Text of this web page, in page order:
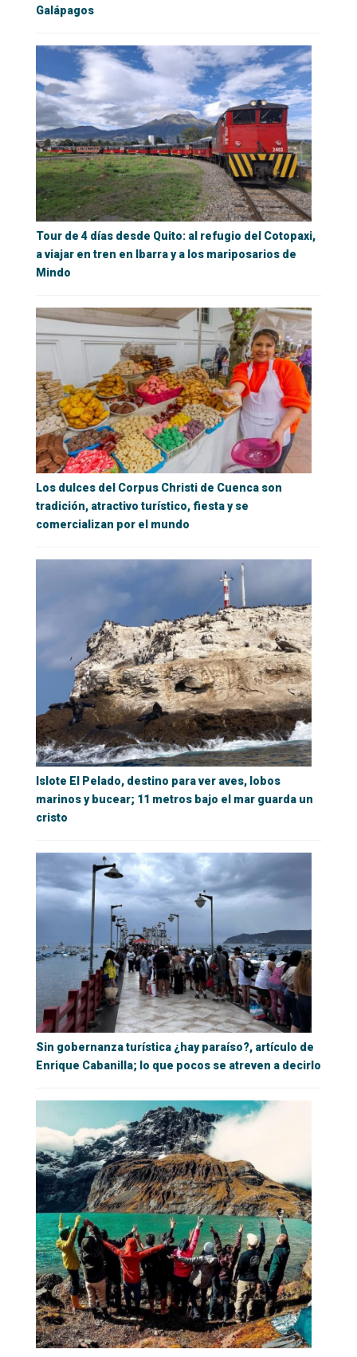
Galápagos
Tour de 4 días desde Quito: al refugio del Cotopaxi,
a viajar en tren en Ibarra y a los mariposarios de
Mindo
Los dulces del Corpus Christi de Cuenca son
tradición, atractivo turístico, fiesta y se
comercializan por el mundo
Islote El Pelado, destino para ver aves, lobos
marinos y bucear; 11 metros bajo el mar guarda un
cristo
Sin gobernanza turística ¿hay paraíso?, artículo de
Enrique Cabanilla; lo que pocos se atreven a decirlo